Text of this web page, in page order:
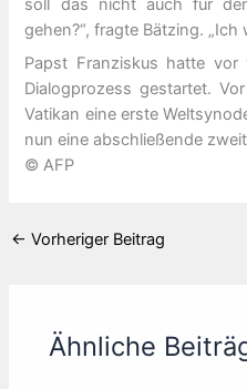
soll das nicht auch für
gehen?“, fragte Bätzing. „Ich
Papst Franziskus hatte vor
Dialogprozess gestartet.
Vatikan eine erste
nun eine abschließende
© AFP
← Vorheriger Beitrag
Ähnliche